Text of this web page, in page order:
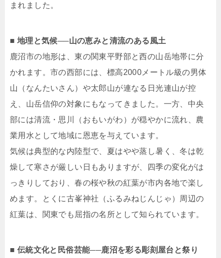
まれました。
■ 地理と気候──山の恵みと清流のある風土
鹿沼市の地形は、東の関東平野部と西の山岳地帯に分
かれます。市の西部には、標高2000メートル級の男体
山（なんたいさん）や太郎山が連なる日光連山が控
え、山岳信仰の対象にもなってきました。一方、中央
部には清流・思川（おもいがわ）が穏やかに流れ、農
業用水として地域に恩恵を与えています。
気候は典型的な内陸型で、夏はやや蒸し暑く、冬は乾
燥して寒さが厳しい日もありますが、四季の変化がは
っきりしており、春の桜や秋の紅葉が市内各地で楽し
めます。とくに古峯神社（ふるみねじんじゃ）周辺の
紅葉は、関東でも屈指の名所として知られています。
■ 伝統文化と民俗芸能──鹿沼を彩る彫刻屋台と祭り